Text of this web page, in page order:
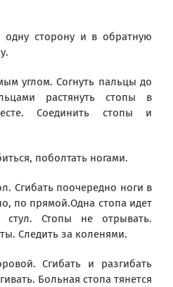
одну сторону и в обратную
углом. Согнуть пальцы до
растянуть стопы в
Соединить стопы и
поболтать ногами.
Сгибать поочередно ноги в
по прямой.Одна стопа идет
стул. Стопы не отрывать.
Следить за коленями.
Сгибать и разгибать
Больная стопа тянется